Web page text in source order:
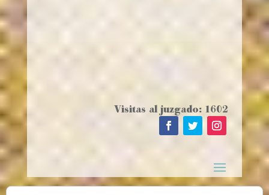
Visitas al juzgado: 1602